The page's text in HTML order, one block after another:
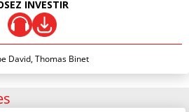
INVESTIR
David, Thomas Binet